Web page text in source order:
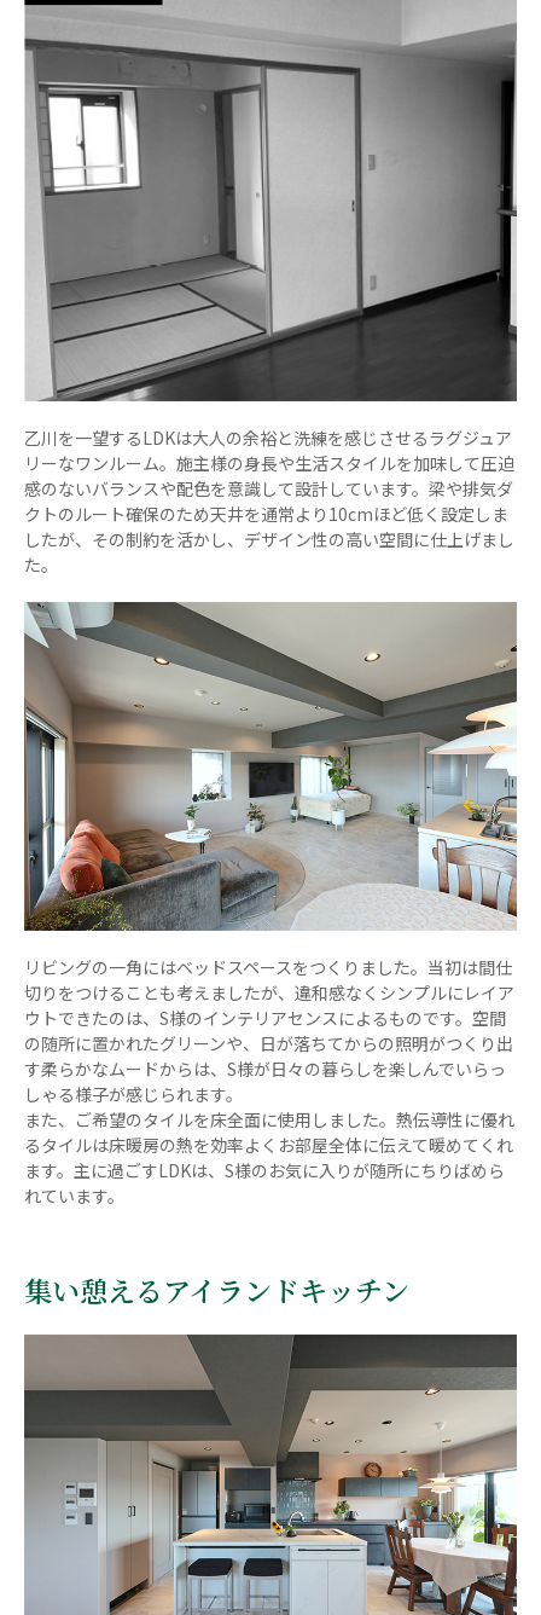
乙川を一望するLDKは大人の余裕と洗練を感じさせるラグジュア
リーなワンルーム。施主様の身長や生活スタイルを加味して圧迫
感のないバランスや配色を意識して設計しています。梁や排気ダ
クトのルート確保のため天井を通常より10cmほど低く設定しま
したが、その制約を活かし、デザイン性の高い空間に仕上げまし
た。
リビングの一角にはベッドスペースをつくりました。当初は間仕
切りをつけることも考えましたが、違和感なくシンプルにレイア
ウトできたのは、S様のインテリアセンスによるものです。空間
の随所に置かれたグリーンや、日が落ちてからの照明がつくり出
す柔らかなムードからは、S様が日々の暮らしを楽しんでいらっ
しゃる様子が感じられます。
また、ご希望のタイルを床全面に使用しました。熱伝導性に優れ
るタイルは床暖房の熱を効率よくお部屋全体に伝えて暖めてくれ
ます。主に過ごすLDKは、S様のお気に入りが随所にちりばめら
れています。
集い憩えるアイランドキッチン